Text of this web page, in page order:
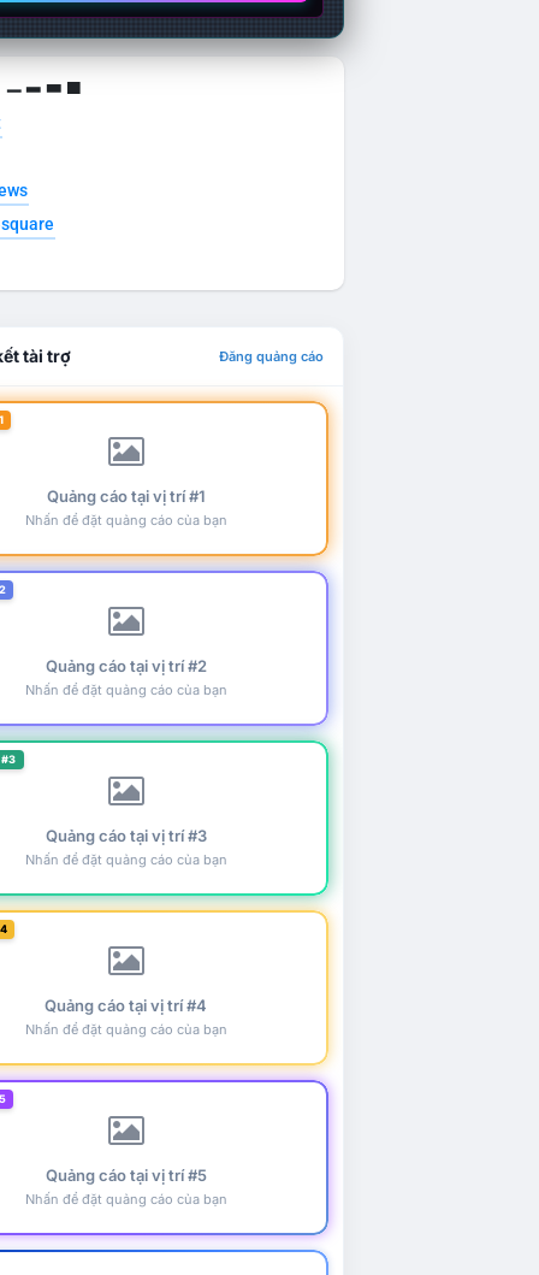
▁ ▂ ▃ ▄
tài trợ Đăng quảng cáo
Quảng cáo tại vị trí #1
Nhấn để đặt quảng cáo của bạn
Quảng cáo tại vị trí #2
Nhấn để đặt quảng cáo của bạn
Quảng cáo tại vị trí #3
Nhấn để đặt quảng cáo của bạn
Quảng cáo tại vị trí #4
Nhấn để đặt quảng cáo của bạn
Quảng cáo tại vị trí #5
Nhấn để đặt quảng cáo của bạn